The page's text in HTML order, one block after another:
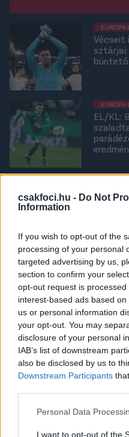
csakfoci.hu - Do Not
Information
If you wish to opt-out of the
processing of your personal
targeted advertising by us,
section to confirm your
opt-out request is
interest-based ads based
us or personal information
your opt-out. You may
disclosure of your personal
IAB’s list of downstream
also be disclosed by us to
Downstream Participants
Please note that this
not limited to your visit or
Personal Data
I want to opt-out of the
EURÓPA
Vécseit
EURÓPA
EL/KL:
Serie
téli
Kapott